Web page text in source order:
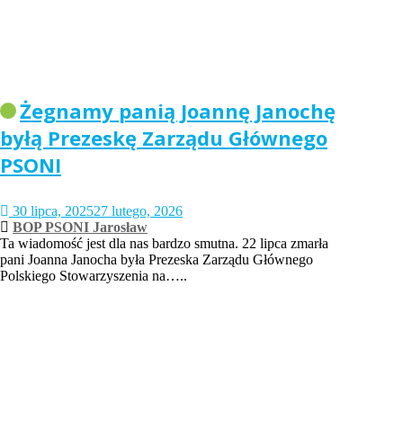
Żegnamy panią Joannę Janochę
byłą Prezeskę Zarządu Głównego
PSONI
30 lipca, 202527 lutego, 2026
BOP PSONI Jarosław
Ta wiadomość jest dla nas bardzo smutna. 22 lipca zmarła
pani Joanna Janocha była Prezeska Zarządu Głównego
Polskiego Stowarzyszenia na…..